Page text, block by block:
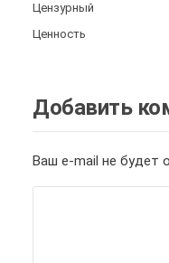
Цензурный
Ценность
Добавить
Ваш e-mail не будет